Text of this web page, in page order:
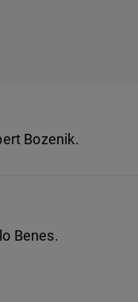
Bozenik.
Benes.